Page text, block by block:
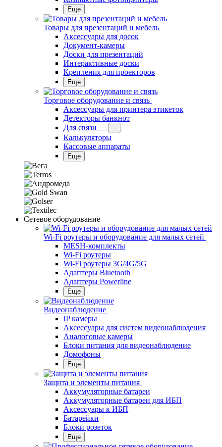
Еще
Товары для презентаций и мебель
Аксессуары для досок
Документ-камеры
Доски для презентаций
Интерактивные доски
Крепления для проекторов
Еще
Торговое оборудование и связь
Аксессуары для принтера этикеток
Детекторы банкнот
Для связи
Калькуляторы
Кассовые аппараты
Еще
Сетевое оборудование
Wi-Fi роутеры и оборудование для малых сетей
MESH-комплекты
Wi-Fi роутеры
Wi-Fi роутеры 3G/4G/5G
Адаптеры Bluetooth
Адаптеры Powerline
Еще
Видеонаблюдение
IP камеры
Аксессуары для систем видеонаблюдения
Аналоговые камеры
Блоки питания для видеонаблюдение
Домофоны
Еще
Защита и элементы питания
Аккумуляторные батареи
Аккумуляторные батареи для ИБП
Аксессуары к ИБП
Батарейки
Блоки розеток
Еще